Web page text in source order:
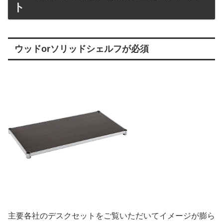
ト
ウッドorソリッドシェルフが必須
主要各社のデスクセットをご覧いただいてイメージが膨ら